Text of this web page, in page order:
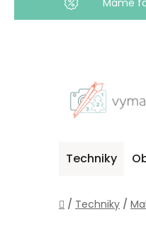
Máme
Techniky
Domů
/ Techniky /